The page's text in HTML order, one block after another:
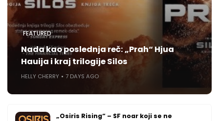
FEATURED
Nada kao poslednja reč: „Prah“ Hjua
Hauija i kraj trilogije Silos
HELLY CHERRY 7 DAYS AGO
„Osiris Rising“ – SF noar koji se ne